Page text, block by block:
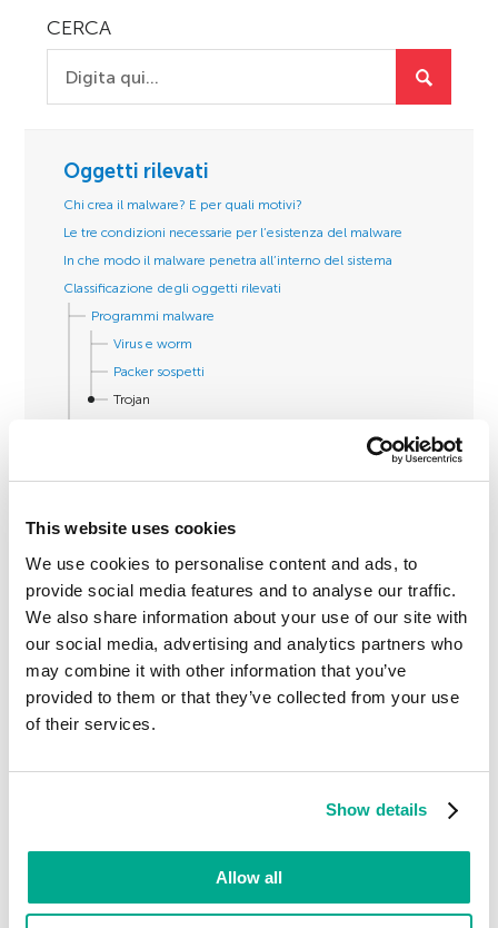
This website uses cookies
We use cookies to personalise content and ads, to
provide social media features and to analyse our traffic.
We also share information about your use of our site with
our social media, advertising and analytics partners who
may combine it with other information that you’ve
provided to them or that they’ve collected from your use
of their services.
Show details
Allow all
CERCA
Oggetti rilevati
Chi crea il malware? E per quali motivi?
Le tre condizioni necessarie per l’esistenza del malware
In che modo il malware penetra all’interno del sistema
Classificazione degli oggetti rilevati
Programmi malware
Virus e worm
Packer sospetti
Trojan
Tipi di oggetti rilevati
Regole di denominazione degli oggetti
Classificazioni alternative
Metodi e tecniche di protezione nei confronti del malware
Scelta della soluzione antivirus
Qualità della protezione antivirus e problematiche relative
ai programmi antivirus
Rilevamenti euristici e proattivi
I test indipendenti